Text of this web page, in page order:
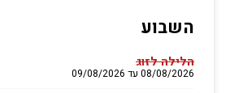
השבוע
הלילה לזוג
08/08/2026 עד 09/08/2026